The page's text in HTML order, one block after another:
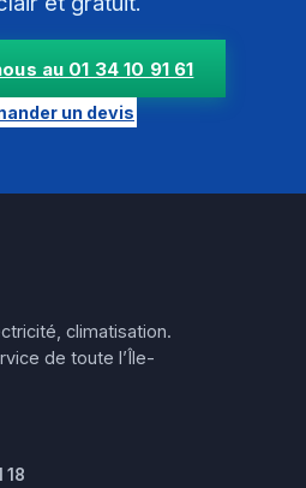
au 01 34 10 91 61
un devis
climatisation.
de toute l’Île-
18